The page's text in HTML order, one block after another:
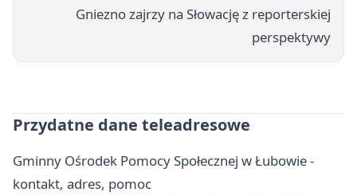
Gniezno zajrzy na Słowację z reporterskiej
perspektywy
Przydatne dane teleadresowe
Gminny Ośrodek Pomocy Społecznej w Łubowie -
kontakt, adres, pomoc